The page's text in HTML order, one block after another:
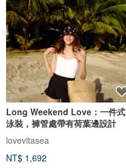
Long Weekend Love：一件式
泳裝，褲管處帶有荷葉邊設計
lovevitasea
NT$ 1,692